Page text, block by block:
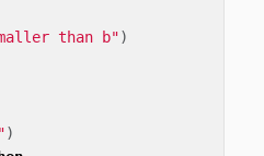
than b")
)